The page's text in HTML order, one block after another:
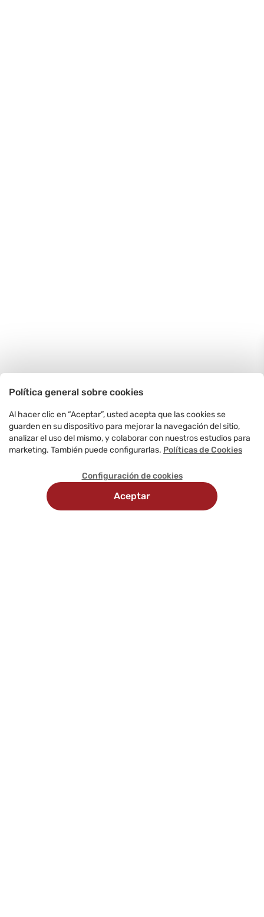
Política general sobre cookies
Al hacer clic en “Aceptar”, usted acepta que las cookies se
guarden en su dispositivo para mejorar la navegación del sitio,
analizar el uso del mismo, y colaborar con nuestros estudios para
marketing. También puede configurarlas. Políticas de Cookies
Configuración de cookies
Aceptar